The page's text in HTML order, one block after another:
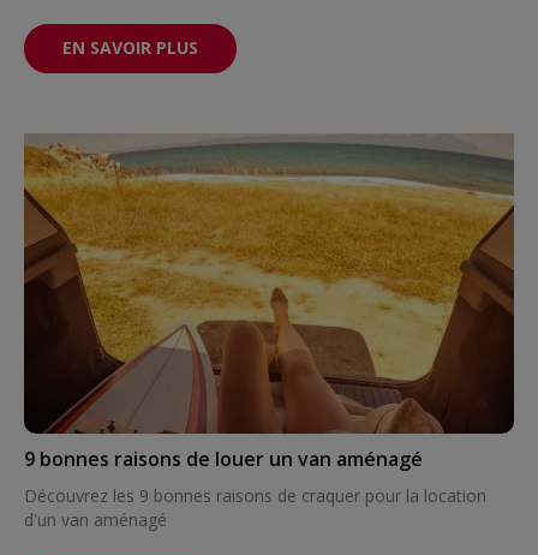
EN SAVOIR PLUS
9 bonnes raisons de louer un van aménagé
Découvrez les 9 bonnes raisons de craquer pour la location
d'un van aménagé